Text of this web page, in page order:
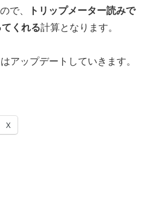
で、
トリップメーター読みで
てくれる計算となります。
アップデートしていきます。
X